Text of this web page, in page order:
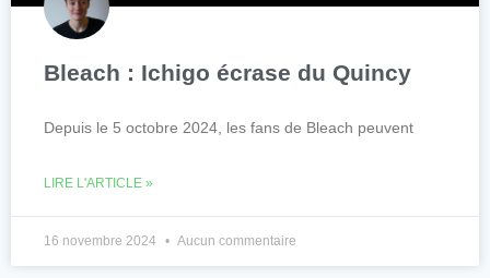
Bleach : Ichigo écrase du Quincy
Depuis le 5 octobre 2024, les fans de Bleach peuvent
LIRE L'ARTICLE »
16 novembre 2024 Aucun commentaire